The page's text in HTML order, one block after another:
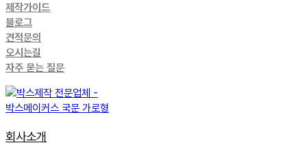
제작가이드
블로그
견적문의
오시는길
자주 묻는 질문
회사소개